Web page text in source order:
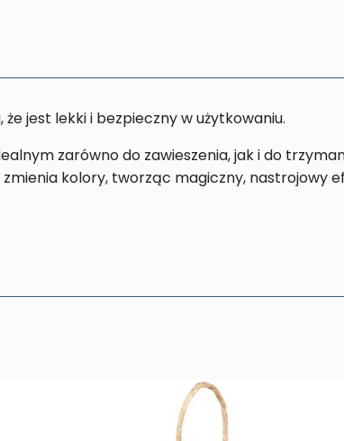
jest lekki i bezpieczny w użytkowaniu.
zarówno do zawieszenia, jak i do
kolory, tworząc magiczny, nastrojowy